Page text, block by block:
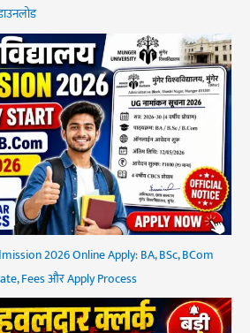
2026 Online Apply: BA, BSc, BCom
Fees और Apply Process